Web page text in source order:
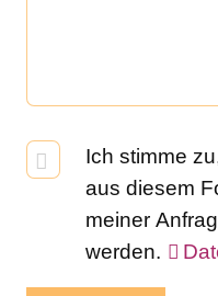
Ich stimme
aus diesem
meiner
werden.